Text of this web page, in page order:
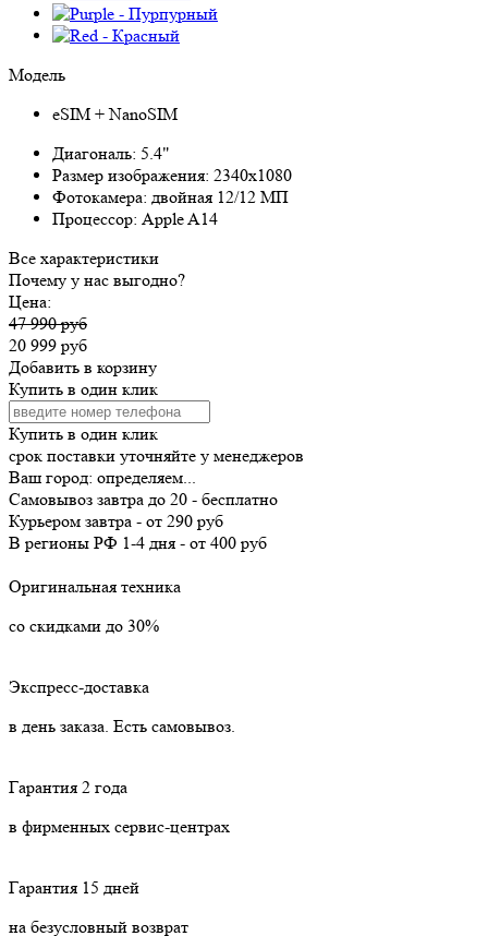
Модель
eSIM + NanoSIM
Диагональ: 5.4"
Размер изображения: 2340x1080
Фотокамера: двойная 12/12 МП
Процессор: Apple A14
Все характеристики
Почему у нас выгодно?
Цена:
47 990 руб
20 999 руб
Добавить в корзину
Купить в один клик
Купить в один клик
срок поставки уточняйте у менеджеров
Ваш город: определяем...
Самовывоз завтра до 20 - бесплатно
Курьером завтра - от 290 руб
В регионы РФ 1-4 дня - от 400 руб
Оригинальная техника
со скидками до 30%
Экспресс-доставка
в день заказа. Есть самовывоз.
Гарантия 2 года
в фирменных сервис-центрах
Гарантия 15 дней
на безусловный возврат